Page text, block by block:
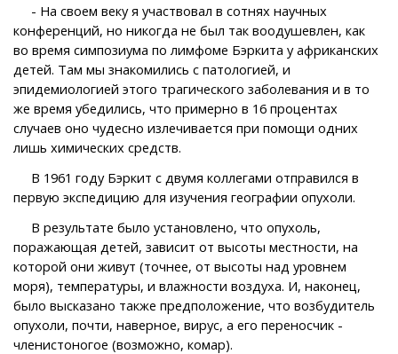
- На своем веку я участвовал в сотнях научных
конференций, но никогда не был так воодушевлен, как
во время симпозиума по лимфоме Бэркита у африканских
детей. Там мы знакомились с патологией, и
эпидемиологией этого трагического заболевания и в то
же время убедились, что примерно в 16 процентах
случаев оно чудесно излечивается при помощи одних
лишь химических средств.
В 1961 году Бэркит с двумя коллегами отправился в
первую экспедицию для изучения географии опухоли.
В результате было установлено, что опухоль,
поражающая детей, зависит от высоты местности, на
которой они живут (точнее, от высоты над уровнем
моря), температуры, и влажности воздуха. И, наконец,
было высказано также предположение, что возбудитель
опухоли, почти, наверное, вирус, а его переносчик -
членистоногое (возможно, комар).